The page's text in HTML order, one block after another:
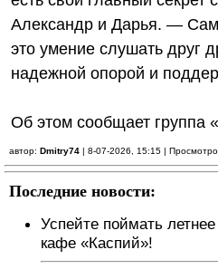
Александр и Дарья. —
это умение слушать друг
надежной опорой и
Об этом сообщает группа
автор: Dmitry74 | 8-07-2026, 15:15 |
Последние новости:
Успейте поймать
кафе «Каспий»!